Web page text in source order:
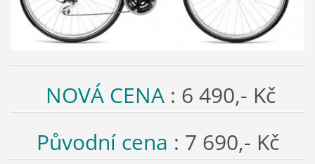
NOVÁ CENA : 6 490,- Kč
Původní cena : 7 690,- Kč